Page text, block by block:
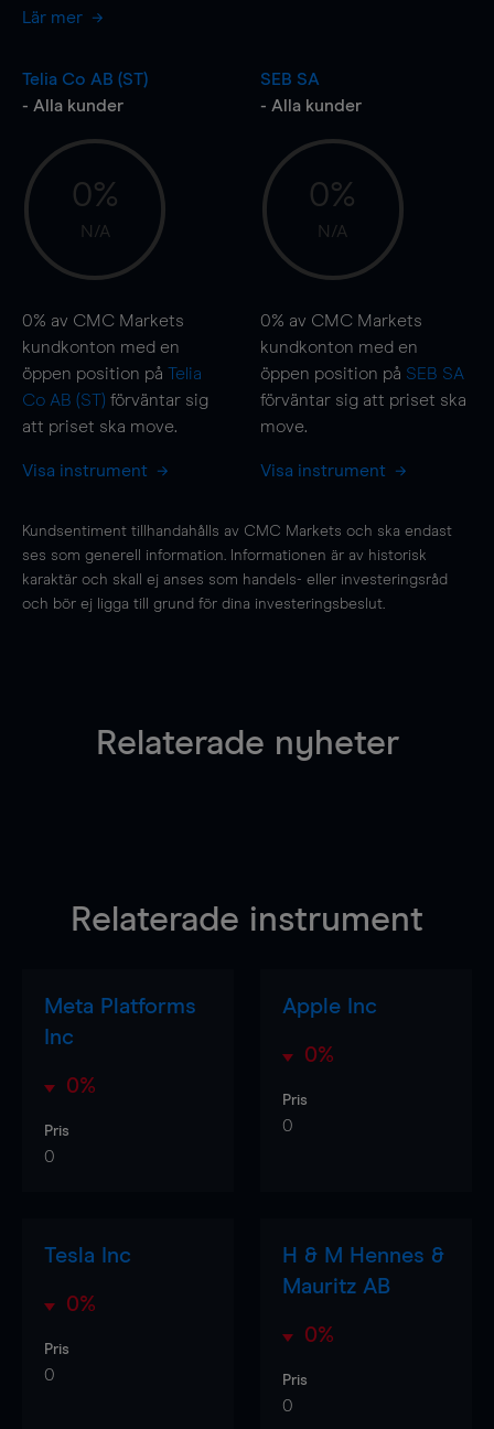
Lär mer
Telia Co AB (ST)
- Alla kunder
0%
N/A
0% av CMC Markets
kundkonton med en
öppen position på Telia
Co AB (ST) förväntar sig
att priset ska move.
Visa instrument
SEB SA
- Alla kunder
0%
N/A
0% av CMC Markets
kundkonton med en
öppen position på SEB SA
förväntar sig att priset ska
move.
Visa instrument
Kundsentiment tillhandahålls av CMC Markets och ska endast
ses som generell information. Informationen är av historisk
karaktär och skall ej anses som handels- eller investeringsråd
och bör ej ligga till grund för dina investeringsbeslut.
Relaterade nyheter
Relaterade instrument
Meta Platforms
Inc
0%
Pris
0
Apple Inc
0%
Pris
0
Tesla Inc
0%
Pris
0
H & M Hennes &
Mauritz AB
0%
Pris
0